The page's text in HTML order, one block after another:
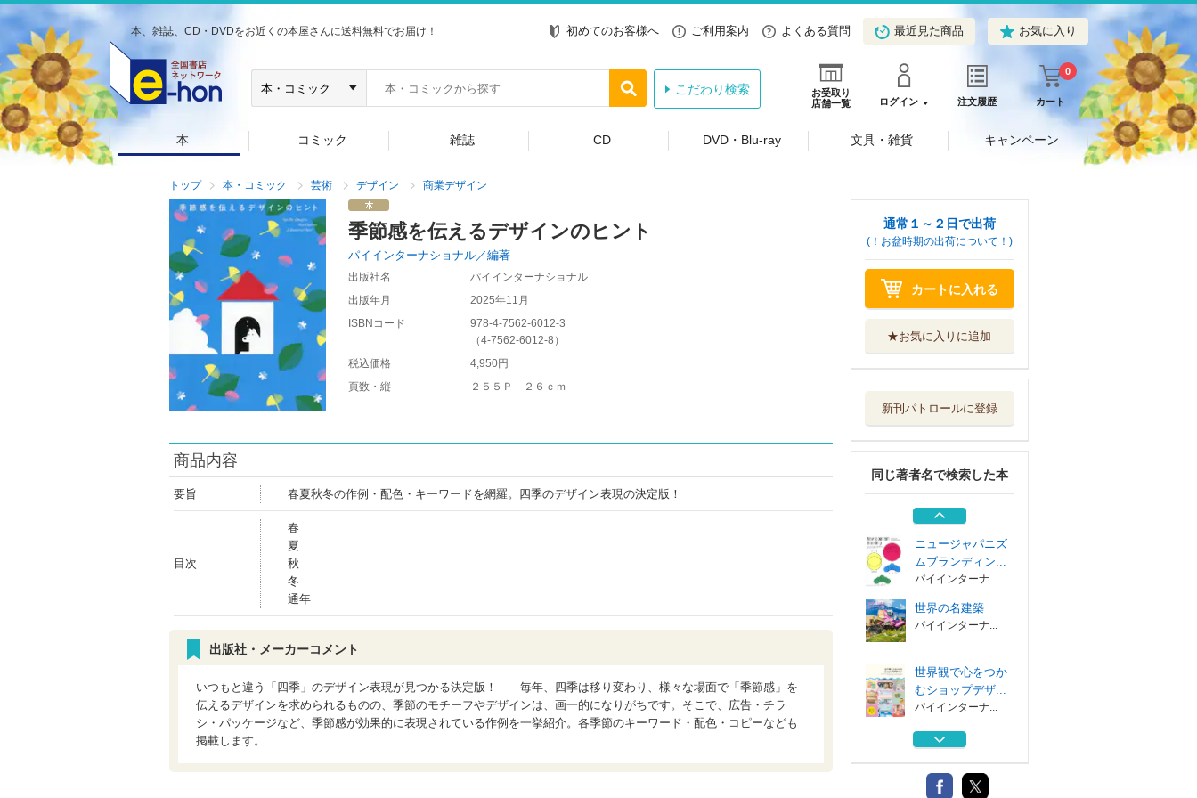
本、雑誌、CD・DVDをお近くの本屋さんに送料無料でお届け！ 初めてのお客様へ ご利用案内 よくある質問 最近見た商品 お気に入り
お受取り
店舗一覧
ログイン 注文履歴 カート
0
こだわり検索
本 コミック 雑誌 CD DVD・Blu-ray 文具・雑貨 キャンペーン
トップ 本・コミック 芸術 デザイン 商業デザイン
季節感を伝えるデザインのヒント
パイインターナショナル／編著
出版社名
パイインターナショナル
出版年月
2025年11月
ISBNコード
978-4-7562-6012-3
（4-7562-6012-8 ）
税込価格
4,950円
頁数・縦
２５５Ｐ ２６ｃｍ
商品内容
要旨 春夏秋冬の作例・配色・キーワードを網羅。四季のデザイン表現の決定版！
目次
春
夏
秋
冬
通年
出版社・メーカーコメント
いつもと違う「四季」のデザイン表現が見つかる決定版！ 毎年、四季は移り変わり、様々な場面で「季節感」を
伝えるデザインを求められるものの、季節のモチーフやデザインは、画一的になりがちです。そこで、広告・チラ
シ・パッケージなど、季節感が効果的に表現されている作例を一挙紹介。各季節のキーワード・配色・コピーなども
掲載します。
通常１～２日で出荷
(！お盆時期の出荷について！)
カートに入れる
★お気に入りに追加
新刊パトロールに登録
同じ著者名で検索した本
世界観で心をつか
むショップデザ...
世界の美しい水辺
パイインターナ...
世界の装飾が美し
い階段と名建築
パイインターナ...
ニュージャパニズ
ムブランディン...
パイインターナ...
世界の名建築
パイインターナ...
世界観で心をつか
むショップデザ...
パイインターナ...
世界の美しい水辺
パイインターナ...